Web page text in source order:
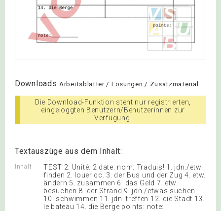
Downloads Arbeitsblätter / Lösungen / Zusatzmaterial
Die Download-Funktion steht nur registrierten,
eingeloggten Benutzern/Benutzerinnen zur
Verfügung.
Textauszüge aus dem Inhalt:
Inhalt
TEST 2: Unité: 2 date: nom: Traduis! 1. jdn./etw.
finden 2. louer qc. 3. der Bus und der Zug 4. etw.
ändern 5. zusammen 6. das Geld 7. etw.
besuchen 8. der Strand 9. jdn./etwas suchen
10. schwimmen 11. jdn. treffen 12. die Stadt 13.
le bateau 14. die Berge points: note: